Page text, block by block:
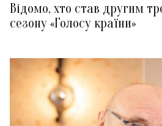
Відомо, хто став другим
сезону «Голосу країни»